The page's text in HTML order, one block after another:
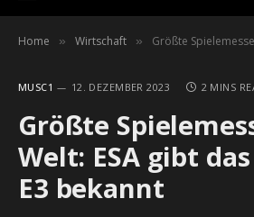
Home » Wirtschaft » Größte Spielemesse der
MUSC1 12. DEZEMBER 2023 2 MINS
Größte
Welt: ESA gibt
E3 bekannt